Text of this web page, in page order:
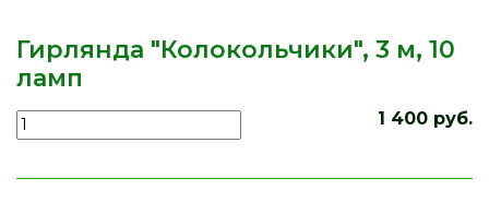
Гирлянда "Колокольчики", 3 м, 10
ламп
1 400 руб.